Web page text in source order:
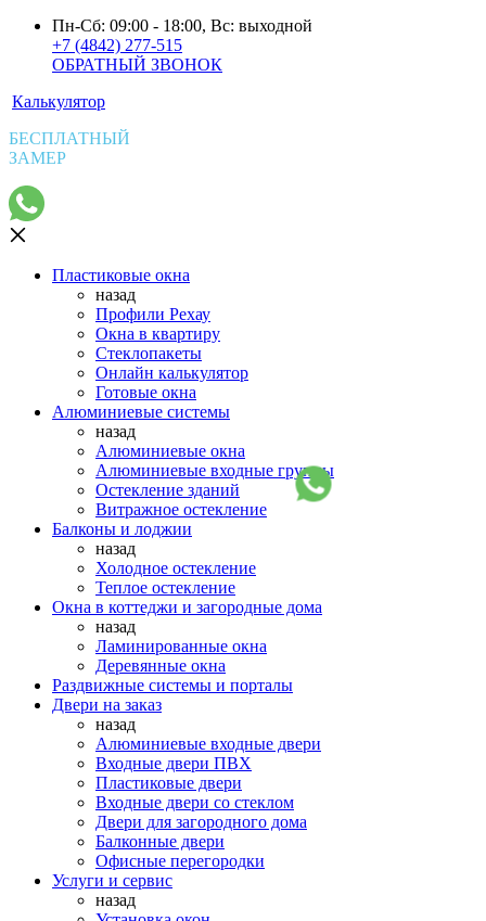
Пн-Сб: 09:00 - 18:00, Вс: выходной
+7 (4842) 277-515
ОБРАТНЫЙ ЗВОНОК
Калькулятор
БЕСПЛАТНЫЙ
ЗАМЕР
Пластиковые окна
назад
Профили Рехау
Окна в квартиру
Стеклопакеты
Онлайн калькулятор
Готовые окна
Алюминиевые системы
назад
Алюминиевые окна
Алюминиевые входные группы
Остекление зданий
Витражное остекление
Балконы и лоджии
назад
Холодное остекление
Теплое остекление
Окна в коттеджи и загородные дома
назад
Ламинированные окна
Деревянные окна
Раздвижные системы и порталы
Двери на заказ
назад
Алюминиевые входные двери
Входные двери ПВХ
Пластиковые двери
Входные двери со стеклом
Двери для загородного дома
Балконные двери
Офисные перегородки
Услуги и сервис
назад